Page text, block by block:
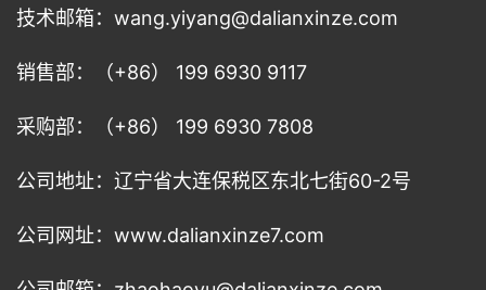
技术邮箱：wang.yiyang@dalianxinze.com
销售部：（+86） 199 6930 9117
采购部：（+86） 199 6930 7808
公司地址：辽宁省大连保税区东北七街60-2号
公司网址：www.dalianxinze7.com